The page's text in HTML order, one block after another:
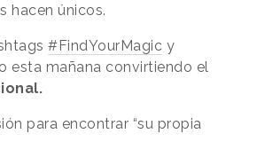
hacen únicos.
#FindYourMagic y
esta mañana convirtiendo el
para encontrar “su propia